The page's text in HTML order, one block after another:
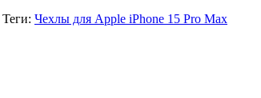
Теги: Чехлы для Apple iPhone 15 Pro Max